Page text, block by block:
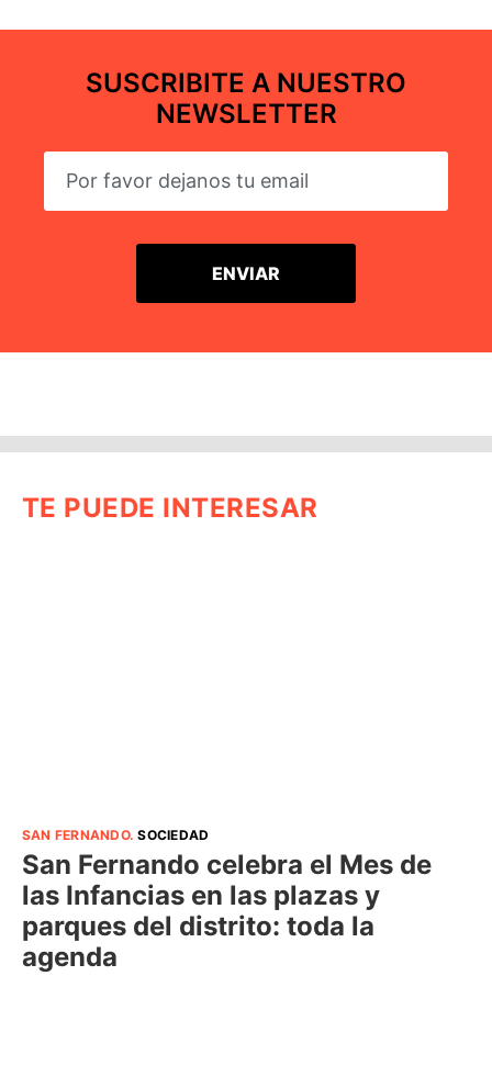
SUSCRIBITE A NUESTRO
NEWSLETTER
TE PUEDE INTERESAR
SAN FERNANDO.SOCIEDAD
San Fernando celebra el Mes de
las Infancias en las plazas y
parques del distrito: toda la
agenda